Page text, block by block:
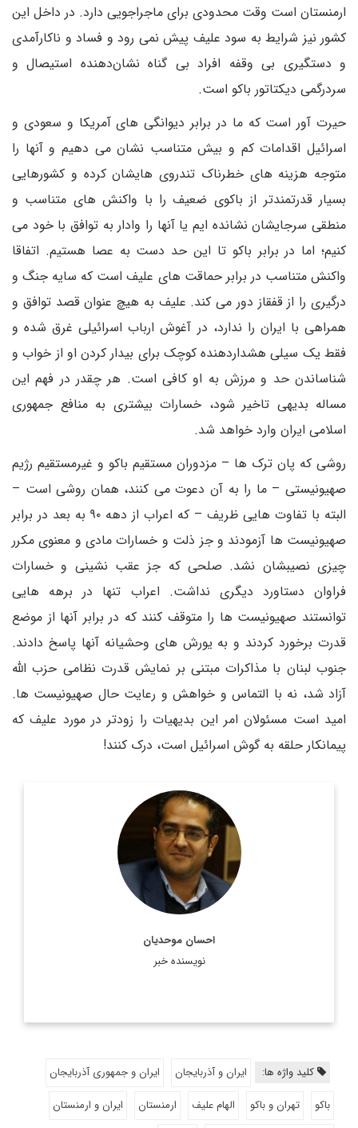
ارمنستان است وقت محدودی برای ماجراجویی دارد. در داخل این
کشور نیز شرایط به سود علیف پیش نمی رود و فساد و ناکارآمدی
و دستگیری بی وقفه افراد بی گناه نشان‌دهنده استیصال و
سردرگمی دیکتاتور باکو است.
حیرت آور است که ما در برابر دیوانگی های آمریکا و سعودی و
اسرائیل اقدامات کم و بیش متناسب نشان می دهیم و آنها را
متوجه هزینه های خطرناک تندروی هایشان کرده و کشورهایی
بسیار قدرتمندتر از باکوی ضعیف را با واکنش های متناسب و
منطقی سرجایشان نشانده ایم یا آنها را وادار به توافق با خود می
کنیم؛ اما در برابر باکو تا این حد دست به عصا هستیم. اتفاقا
واکنش متناسب در برابر حماقت های علیف است که سایه جنگ و
درگیری را از قفقاز دور می کند. علیف به هیچ عنوان قصد توافق و
همراهی با ایران را ندارد، در آغوش ارباب اسرائیلی غرق شده و
فقط یک سیلی هشداردهنده کوچک برای بیدار کردن او از خواب و
شناساندن حد و مرزش به او کافی است. هر چقدر در فهم این
مساله بدیهی تاخیر شود، خسارات بیشتری به منافع جمهوری
اسلامی ایران وارد خواهد شد.
روشی که پان ترک ها – مزدوران مستقیم باکو و غیرمستقیم رژیم
صهیونیستی – ما را به آن دعوت می کنند، همان روشی است –
البته با تفاوت هایی ظریف – که اعراب از دهه ۹۰ به بعد در برابر
صهیونیست ها آزمودند و جز ذلت و خسارات مادی و معنوی مکرر
چیزی نصیبشان نشد. صلحی که جز عقب نشینی و خسارات
فراوان دستاورد دیگری نداشت. اعراب تنها در برهه هایی
توانستند صهیونیست ها را متوقف کنند که در برابر آنها از موضع
قدرت برخورد کردند و به یورش های وحشیانه آنها پاسخ دادند.
جنوب لبنان با مذاکرات مبتنی بر نمایش قدرت نظامی حزب الله
آزاد شد، نه با التماس و خواهش و رعایت حال صهیونیست ها.
امید است مسئولان امر این بدیهیات را زودتر در مورد علیف که
پیمانکار حلقه به گوش اسرائیل است، درک کنند!
احسان موحدیان
نویسنده خبر
دکتر احسان موحدیان، مدرس دانشگاه و کارشناس روابط بین الملل
اطلاعات بیشتر
کلید واژه ها: ایران و آذربایجان
ایران و جمهوری آذربایجان
باکو
تهران و باکو الهام علیف ارمنستان ایران و ارمنستان